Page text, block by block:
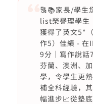
🔠📚家長/學生
list榮譽理學生
獲得了英文5*
作5）佳績 - 在
9分｜寫作說
芬蘭、澳洲、
學，令學生更
補全科經驗，
幅進步📈從墊